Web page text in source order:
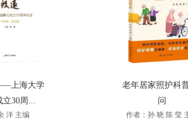
上海大学
立30周...
洋 主编
老年居家照护科
问
作者：孙 晓 陈 莹